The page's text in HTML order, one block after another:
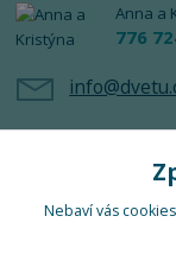
Anna a
776
Nebaví vás